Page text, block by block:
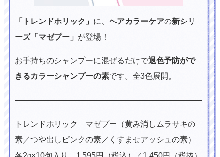
「トレンドホリック」 に、 ヘアカラーケアの新シリ
ーズ「マゼプー」 が登場！
お手持ちのシャンプーに混ぜるだけで退色予防がで
きるカラーシャンプーの素です。全3色展開。
トレンドホリック マゼプー（黄み消しムラサキの
素／つや出しピンクの素／くすませアッシュの素）